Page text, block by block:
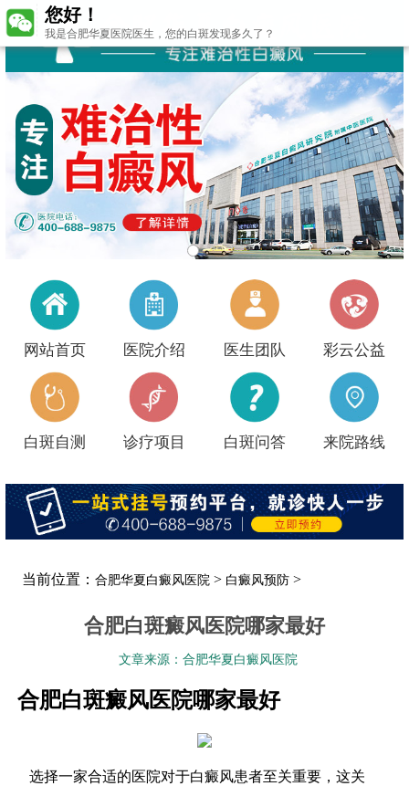
网站首页 医院介绍 医生团队 彩云公益
白斑自测 诊疗项目 白斑问答 来院路线
当前位置：合肥华夏白癜风医院 > 白癜风预防 >
合肥白斑癜风医院哪家最好
文章来源：合肥华夏白癜风医院
合肥白斑癜风医院哪家最好
选择一家合适的医院对于白癜风患者至关重要，这关
您好！
我是合肥华夏医院医生，您的白斑发现多久了？